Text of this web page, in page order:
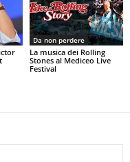
Da non perdere
La musica dei Rolling
Stones al Mediceo Live
Festival